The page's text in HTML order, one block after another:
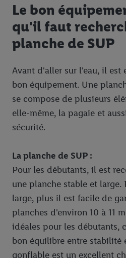
Le bon
qu'il faut
planche de SUP
Avant d'aller sur l'eau, il est
bon équipement. Une
se compose de plusieurs
elle-même, la pagaie et
sécurité.
La planche de SUP :
Pour les débutants, il est
une planche stable et large.
large, plus il est facile de
planches d'environ 10 à 11
idéales pour les débutants,
bon équilibre entre stabilité
gonflable est un excellent